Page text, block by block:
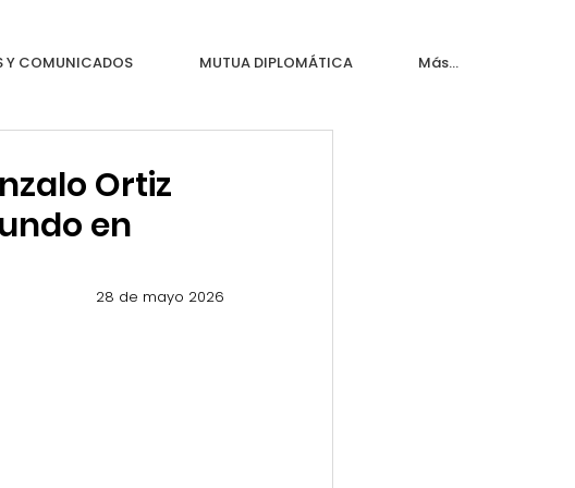
Y COMUNICADOS MUTUA DIPLOMÁTICA Más...
Ortiz
en
28 de mayo 2026